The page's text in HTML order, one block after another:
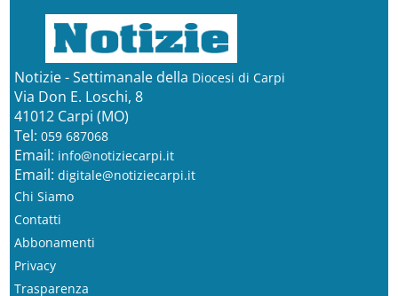
Notizie - Settimanale della Diocesi di Carpi
Via Don E. Loschi, 8
41012 Carpi (MO)
Tel: 059 687068
Email: info@notiziecarpi.it
Email: digitale@notiziecarpi.it
Chi Siamo
Contatti
Abbonamenti
Privacy
Trasparenza